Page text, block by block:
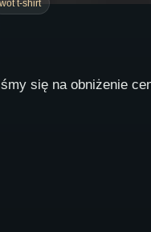
wot t-shirt
się na obniżenie